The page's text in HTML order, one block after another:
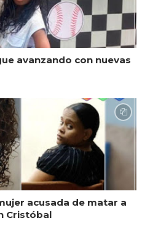
avanzando con nuevas
acusada de matar a
Cristóbal